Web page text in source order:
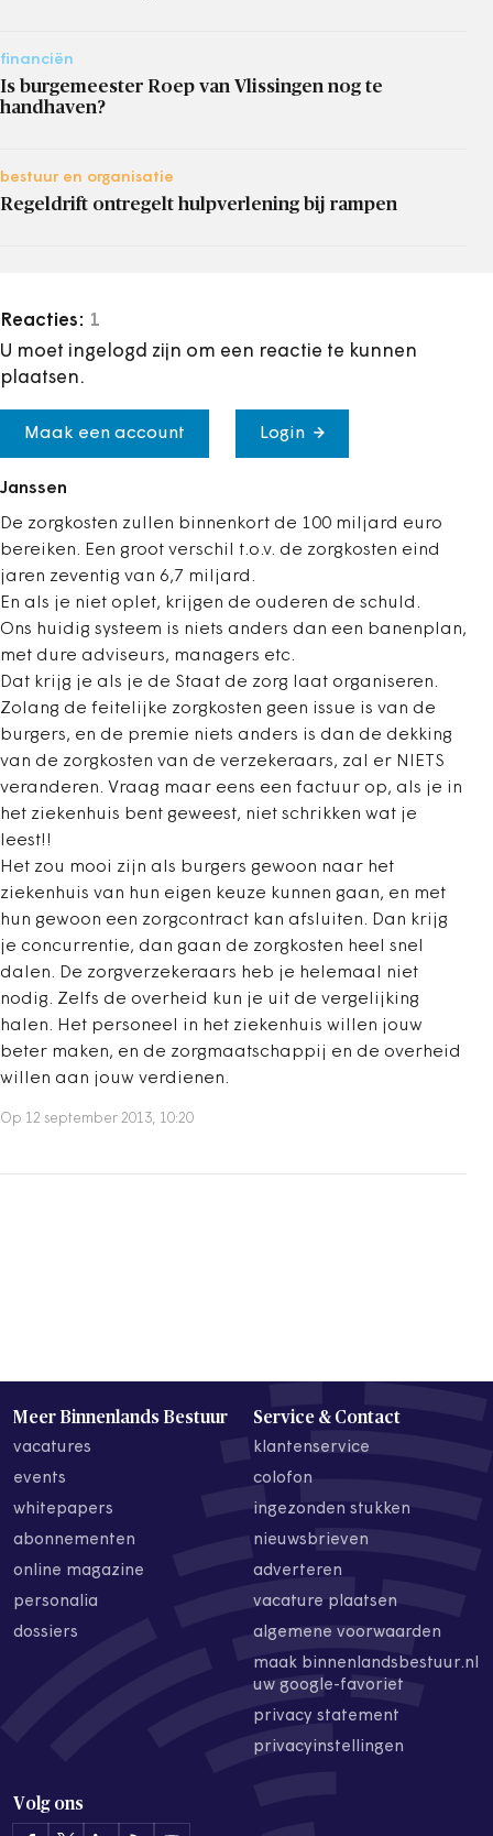
financiën
Is burgemeester Roep van Vlissingen nog te
handhaven?
bestuur en organisatie
Regeldrift ontregelt hulpverlening bij rampen
Reacties: 1
U moet ingelogd zijn om een reactie te kunnen
plaatsen.
Maak een account Login
Janssen
De zorgkosten zullen binnenkort de 100 miljard euro
bereiken. Een groot verschil t.o.v. de zorgkosten eind
jaren zeventig van 6,7 miljard.
En als je niet oplet, krijgen de ouderen de schuld.
Ons huidig systeem is niets anders dan een banenplan,
met dure adviseurs, managers etc.
Dat krijg je als je de Staat de zorg laat organiseren.
Zolang de feitelijke zorgkosten geen issue is van de
burgers, en de premie niets anders is dan de dekking
van de zorgkosten van de verzekeraars, zal er NIETS
veranderen. Vraag maar eens een factuur op, als je in
het ziekenhuis bent geweest, niet schrikken wat je
leest!!
Het zou mooi zijn als burgers gewoon naar het
ziekenhuis van hun eigen keuze kunnen gaan, en met
hun gewoon een zorgcontract kan afsluiten. Dan krijg
je concurrentie, dan gaan de zorgkosten heel snel
dalen. De zorgverzekeraars heb je helemaal niet
nodig. Zelfs de overheid kun je uit de vergelijking
halen. Het personeel in het ziekenhuis willen jouw
beter maken, en de zorgmaatschappij en de overheid
willen aan jouw verdienen.
Op 12 september 2013, 10:20
Meer Binnenlands Bestuur
vacatures
events
whitepapers
abonnementen
online magazine
personalia
dossiers
Service & Contact
klantenservice
colofon
ingezonden stukken
nieuwsbrieven
adverteren
vacature plaatsen
algemene voorwaarden
maak binnenlandsbestuur.nl
uw google-favoriet
privacy statement
privacyinstellingen
Volg ons